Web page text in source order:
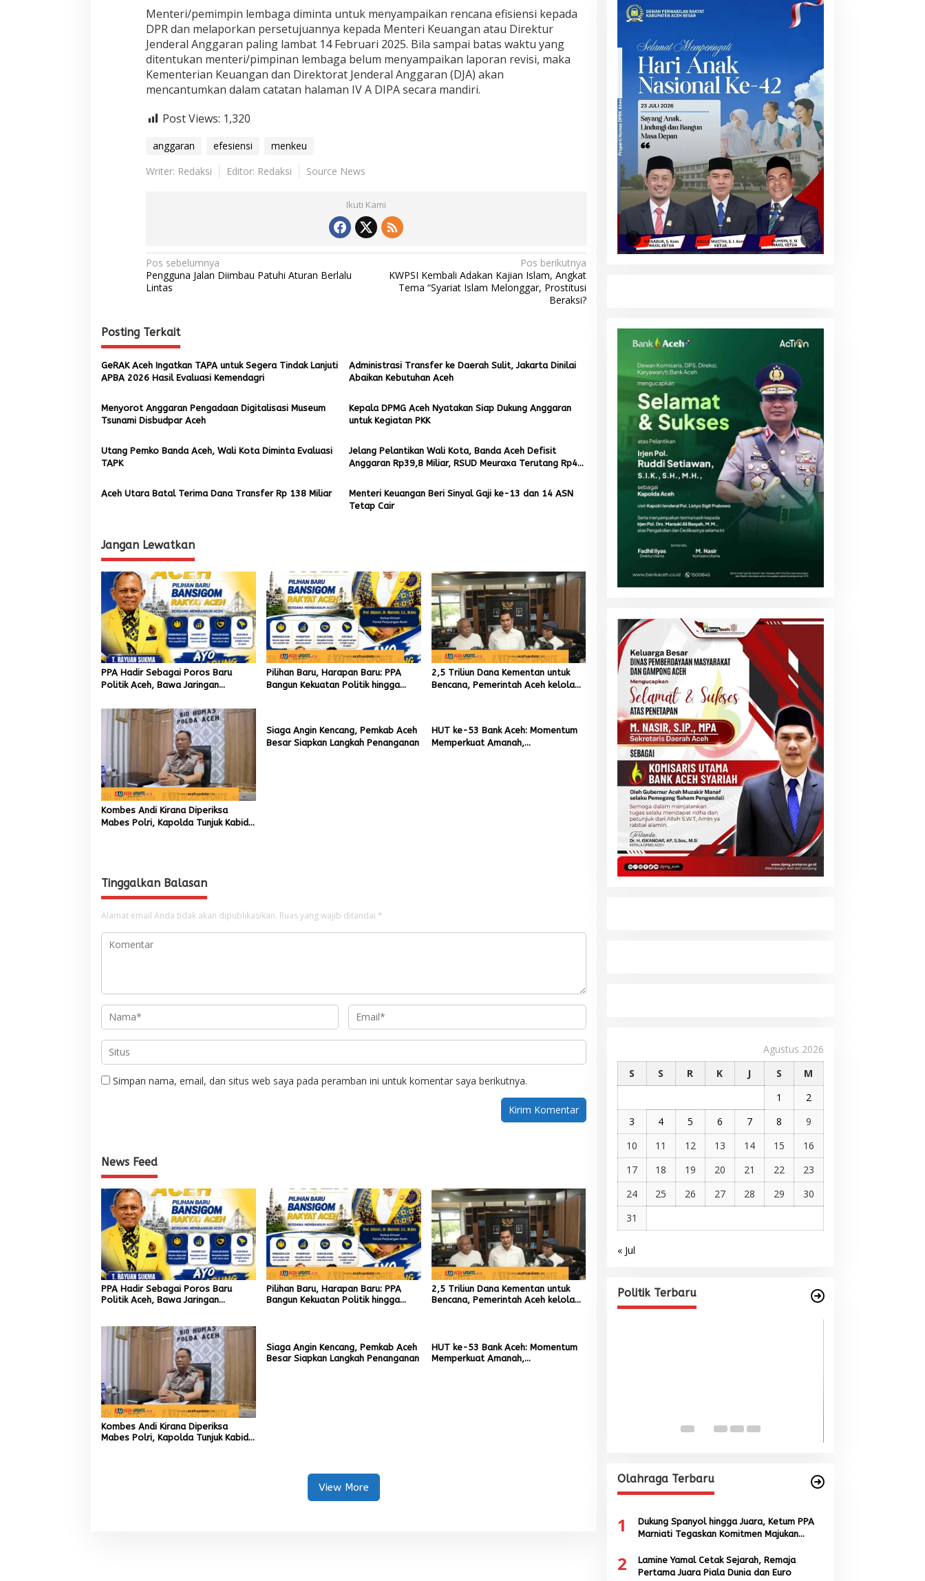
s
B
e
l
a
n
j
Menteri/pemimpin lembaga diminta untuk menyampaikan rencana efisiensi kepada
DPR dan melaporkan persetujuannya kepada Menteri Keuangan atau Direktur
Jenderal Anggaran paling lambat 14 Februari 2025. Bila sampai batas waktu yang
ditentukan menteri/pimpinan lembaga belum menyampaikan laporan revisi, maka
Kementerian Keuangan dan Direktorat Jenderal Anggaran (DJA) akan
mencantumkan dalam catatan halaman IV A DIPA secara mandiri.
Post Views: 1,320
anggaran efesiensi
menkeu
Writer: Redaksi
Editor: Redaksi Source News
Ikuti Kami
N
a
i
g
a
s
i
p
s
Pos sebelumnya
Pengguna Jalan Diimbau Patuhi Aturan Berlalu
Lintas
Pos berikutnya
KWPSI Kembali Adakan Kajian Islam, Angkat
Tema “Syariat Islam Melonggar, Prostitusi
Beraksi?
Posting Terkait
GeRAK Aceh Ingatkan TAPA untuk Segera Tindak Lanjuti
APBA 2026 Hasil Evaluasi Kemendagri
Administrasi Transfer ke Daerah Sulit, Jakarta Dinilai
Abaikan Kebutuhan Aceh
Menyorot Anggaran Pengadaan Digitalisasi Museum
Tsunami Disbudpar Aceh
Kepala DPMG Aceh Nyatakan Siap Dukung Anggaran
untuk Kegiatan PKK
Utang Pemko Banda Aceh, Wali Kota Diminta Evaluasi
TAPK
Jelang Pelantikan Wali Kota, Banda Aceh Defisit
Anggaran Rp39,8 Miliar, RSUD Meuraxa Terutang Rp49
Aceh Utara Batal Terima Dana Transfer Rp 138 Miliar
Menteri Keuangan Beri Sinyal Gaji ke-13 dan 14 ASN
Tetap Cair
Jangan Lewatkan
PPA Hadir Sebagai Poros Baru
Politik Aceh, Bawa Jaringan
Kemajuan Daerah
Pilihan Baru, Harapan Baru: PPA
Bangun Kekuatan Politik hingga
2,5 Triliun Dana Kementan untuk
Bencana, Pemerintah Aceh kelola
Kombes Andi Kirana Diperiksa
Mabes Polri, Kapolda Tunjuk Kabid
Siaga Angin Kencang, Pemkab Aceh
Besar Siapkan Langkah Penanganan
HUT ke-53 Bank Aceh: Momentum
Memperkuat Amanah,
Tinggalkan Balasan
Alamat email Anda tidak akan dipublikasikan. Ruas yang wajib ditandai *
Simpan nama, email, dan situs web saya pada peramban ini untuk komentar saya berikutnya.
News Feed
PPA Hadir Sebagai Poros Baru
Politik Aceh, Bawa Jaringan
Pilihan Baru, Harapan Baru: PPA
Bangun Kekuatan Politik hingga
2,5 Triliun Dana Kementan untuk
Bencana, Pemerintah Aceh kelola
Kombes Andi Kirana Diperiksa
Mabes Polri, Kapolda Tunjuk Kabid
Siaga Angin Kencang, Pemkab Aceh
Besar Siapkan Langkah Penanganan
HUT ke-53 Bank Aceh: Momentum
Memperkuat Amanah,
View More
Agustus 2026
S
S R K J S
M
1
2
3
4 5 6 7 8
9
10
11 12 13 14 15
16
17
18 19 20 21 22
23
24
25 26 27 28 29
30
31
« Jul
Politik Terbaru
Mualem tunjuk Wan Malaya jadi Pj
Ketua Partai Aceh Nagan Raya
Di BERITA, POLITIK | Juli 30, 2026
Internasional dari Spanyol dan
Malaysia
Di BERITA, POLITIK
Olahraga Terbaru
1
Dukung Spanyol hingga Juara, Ketum PPA
Marniati Tegaskan Komitmen Majukan
2
Lamine Yamal Cetak Sejarah, Remaja
Pertama Juara Piala Dunia dan Euro